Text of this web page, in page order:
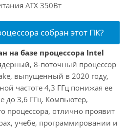
ATX 350Вт
собран этот ПК?
на базе процессора Intel
8-поточный процессор
выпущенный в 2020 году,
частоте 4,3 ГГц понижая ее
до 3,6 ГГц. Компьютер,
процессора, отлично проявит
учебе, программировании и